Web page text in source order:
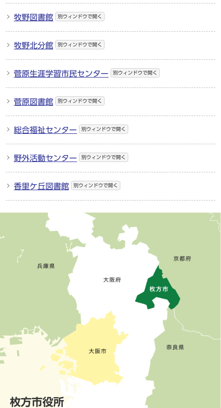
牧野図書館 別ウィンドウで開く
牧野北分館 別ウィンドウで開く
菅原生涯学習市民センター 別ウィンドウで開く
菅原図書館 別ウィンドウで開く
総合福祉センター 別ウィンドウで開く
野外活動センター 別ウィンドウで開く
香里ケ丘図書館 別ウィンドウで開く
枚方市役所